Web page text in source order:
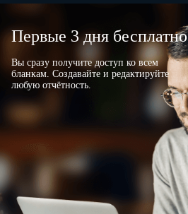
Первые 3 дня бесплатно
Вы сразу получите доступ ко всем
бланкам. Создавайте и редактируйте
любую отчётность.